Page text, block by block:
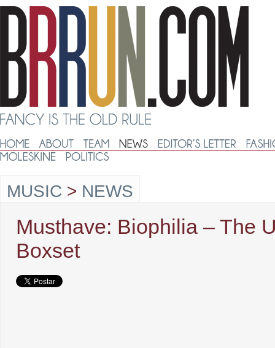
MUSIC > NEWS
Musthave: Biophilia – The
Boxset